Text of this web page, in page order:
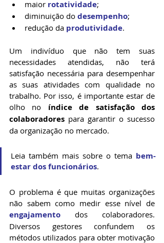
maior rotatividade;
diminuição do desempenho;
redução da produtividade.
Um indivíduo que não tem suas
necessidades atendidas, não terá
satisfação necessária para desempenhar
as suas atividades com qualidade no
trabalho. Por isso, é importante estar de
olho no índice de satisfação dos
colaboradores para garantir o sucesso
da organização no mercado.
Leia também mais sobre o tema bem-
estar dos funcionários.
O problema é que muitas organizações
engajamento dos colaboradores.
Diversos gestores confundem os
métodos utilizados para obter motivação